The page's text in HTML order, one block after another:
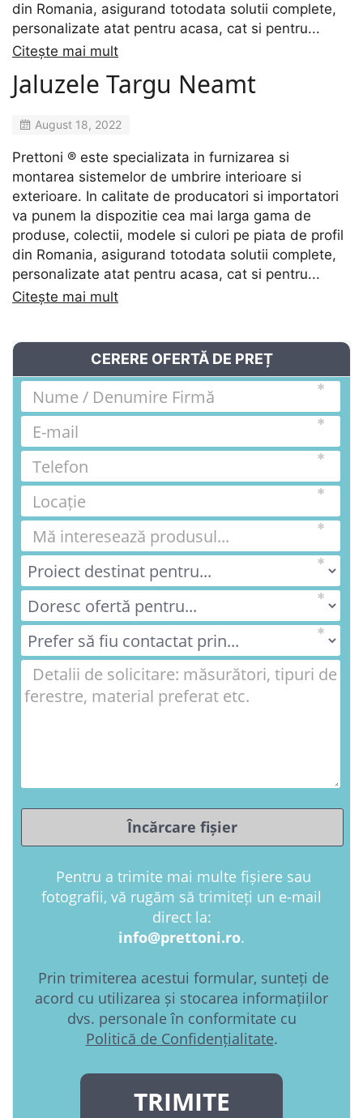
din Romania, asigurand totodata solutii complete,
personalizate atat pentru acasa, cat si pentru...
Citește mai mult
Jaluzele Targu Neamt
August 18, 2022
Prettoni ® este specializata in furnizarea si
montarea sistemelor de umbrire interioare si
exterioare. In calitate de producatori si importatori
va punem la dispozitie cea mai larga gama de
produse, colectii, modele si culori pe piata de profil
din Romania, asigurand totodata solutii complete,
personalizate atat pentru acasa, cat si pentru...
Citește mai mult
CERERE OFERTĂ DE PREȚ